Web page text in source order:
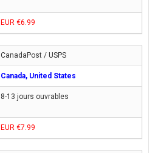
EUR €6.99
CanadaPost / USPS
Canada, United States
8-13 jours ouvrables
EUR €7.99